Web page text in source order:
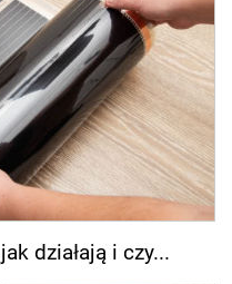
działają i czy...